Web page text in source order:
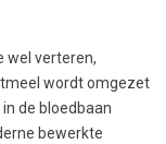
wel verteren,
wordt omgezet
de bloedbaan
bewerkte